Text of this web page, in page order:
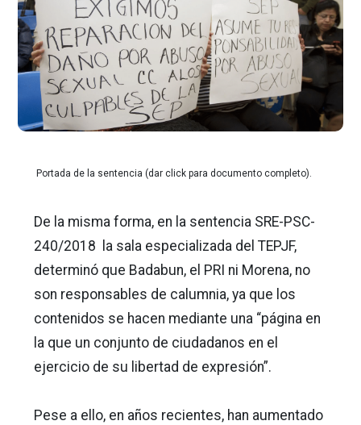
Portada de la sentencia (dar click para documento completo).
De la misma forma, en la sentencia SRE-PSC-
240/2018 la sala especializada del TEPJF,
determinó que Badabun, el PRI ni Morena, no
son responsables de calumnia, ya que los
contenidos se hacen mediante una “página en
la que un conjunto de ciudadanos en el
ejercicio de su libertad de expresión”.
Pese a ello, en años recientes, han aumentado